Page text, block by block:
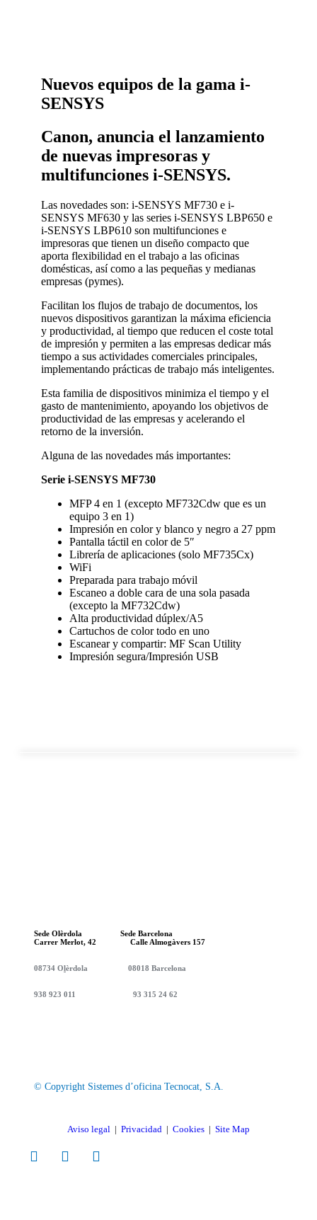
Nuevos equipos de la gama i-
SENSYS
Canon, anuncia el lanzamiento
de nuevas impresoras y
multifunciones i-SENSYS.
Las novedades son: i-SENSYS MF730 e i-
SENSYS MF630 y las series i-SENSYS LBP650 e
i-SENSYS LBP610 son multifunciones e
impresoras que tienen un diseño compacto que
aporta flexibilidad en el trabajo a las oficinas
domésticas, así como a las pequeñas y medianas
empresas (pymes).
Facilitan los flujos de trabajo de documentos, los
nuevos dispositivos garantizan la máxima eficiencia
y productividad, al tiempo que reducen el coste total
de impresión y permiten a las empresas dedicar más
tiempo a sus actividades comerciales principales,
implementando prácticas de trabajo más inteligentes.
Esta familia de dispositivos minimiza el tiempo y el
gasto de mantenimiento, apoyando los objetivos de
productividad de las empresas y acelerando el
retorno de la inversión.
Alguna de las novedades más importantes:
Serie i-SENSYS MF730
MFP 4 en 1 (excepto MF732Cdw que es un
equipo 3 en 1)
Impresión en color y blanco y negro a 27 ppm
Pantalla táctil en color de 5″
Librería de aplicaciones (solo MF735Cx)
WiFi
Preparada para trabajo móvil
Escaneo a doble cara de una sola pasada
(excepto la MF732Cdw)
Alta productividad dúplex/A5
Cartuchos de color todo en uno
Escanear y compartir: MF Scan Utility
Impresión segura/Impresión USB
Sede Olèrdola Sede Barcelona
Carrer Merlot, 42 Calle Almogàvers 157
08734 Olèrdola 08018 Barcelona
938 923 011 93 315 24 62
© Copyright Sistemes d’oficina Tecnocat, S.A.
Aviso legal | Privacidad | Cookies | Site Map